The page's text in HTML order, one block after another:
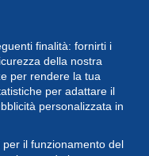
finalità: fornirti i
della nostra
per rendere la tua
per adattare il
personalizzata in
il funzionamento del